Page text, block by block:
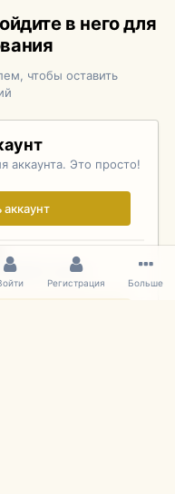
в него для
чтобы оставить
аккаунта. Это просто!
аккаунт
здесь.
Регистрация Больше